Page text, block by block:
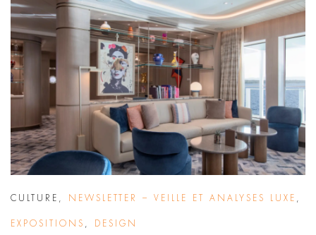
CULTURE NEWSLETTER – VEILLE ET ANALYSES LUXE
EXPOSITIONS DESIGN